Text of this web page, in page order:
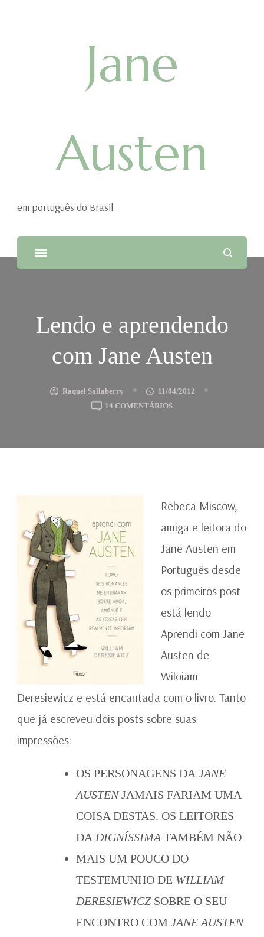
Jane
Austen
em português do Brasil
Lendo e aprendendo
com Jane Austen
Raquel Sallaberry
11/04/2012
14 COMENTÁRIOSEM
APRENDENDO
Rebeca Miscow,
amiga e leitora do
Jane Austen em
Português desde
os primeiros post
está lendo
Aprendi com Jane
Austen de
Wiloiam
Deresiewicz e está encantada com o livro. Tanto
que já escreveu dois posts sobre suas
impressões:
OS PERSONAGENS DA JANE
AUSTENJAMAIS FARIAM UMA
COISA DESTAS. OS LEITORES
DA DIGNÍSSIMA TAMBÉM NÃO
MAIS UM POUCO DO
TESTEMUNHO DE WILLIAM
DERESIEWICZ SOBRE O SEU
ENCONTRO COM JANE AUSTEN